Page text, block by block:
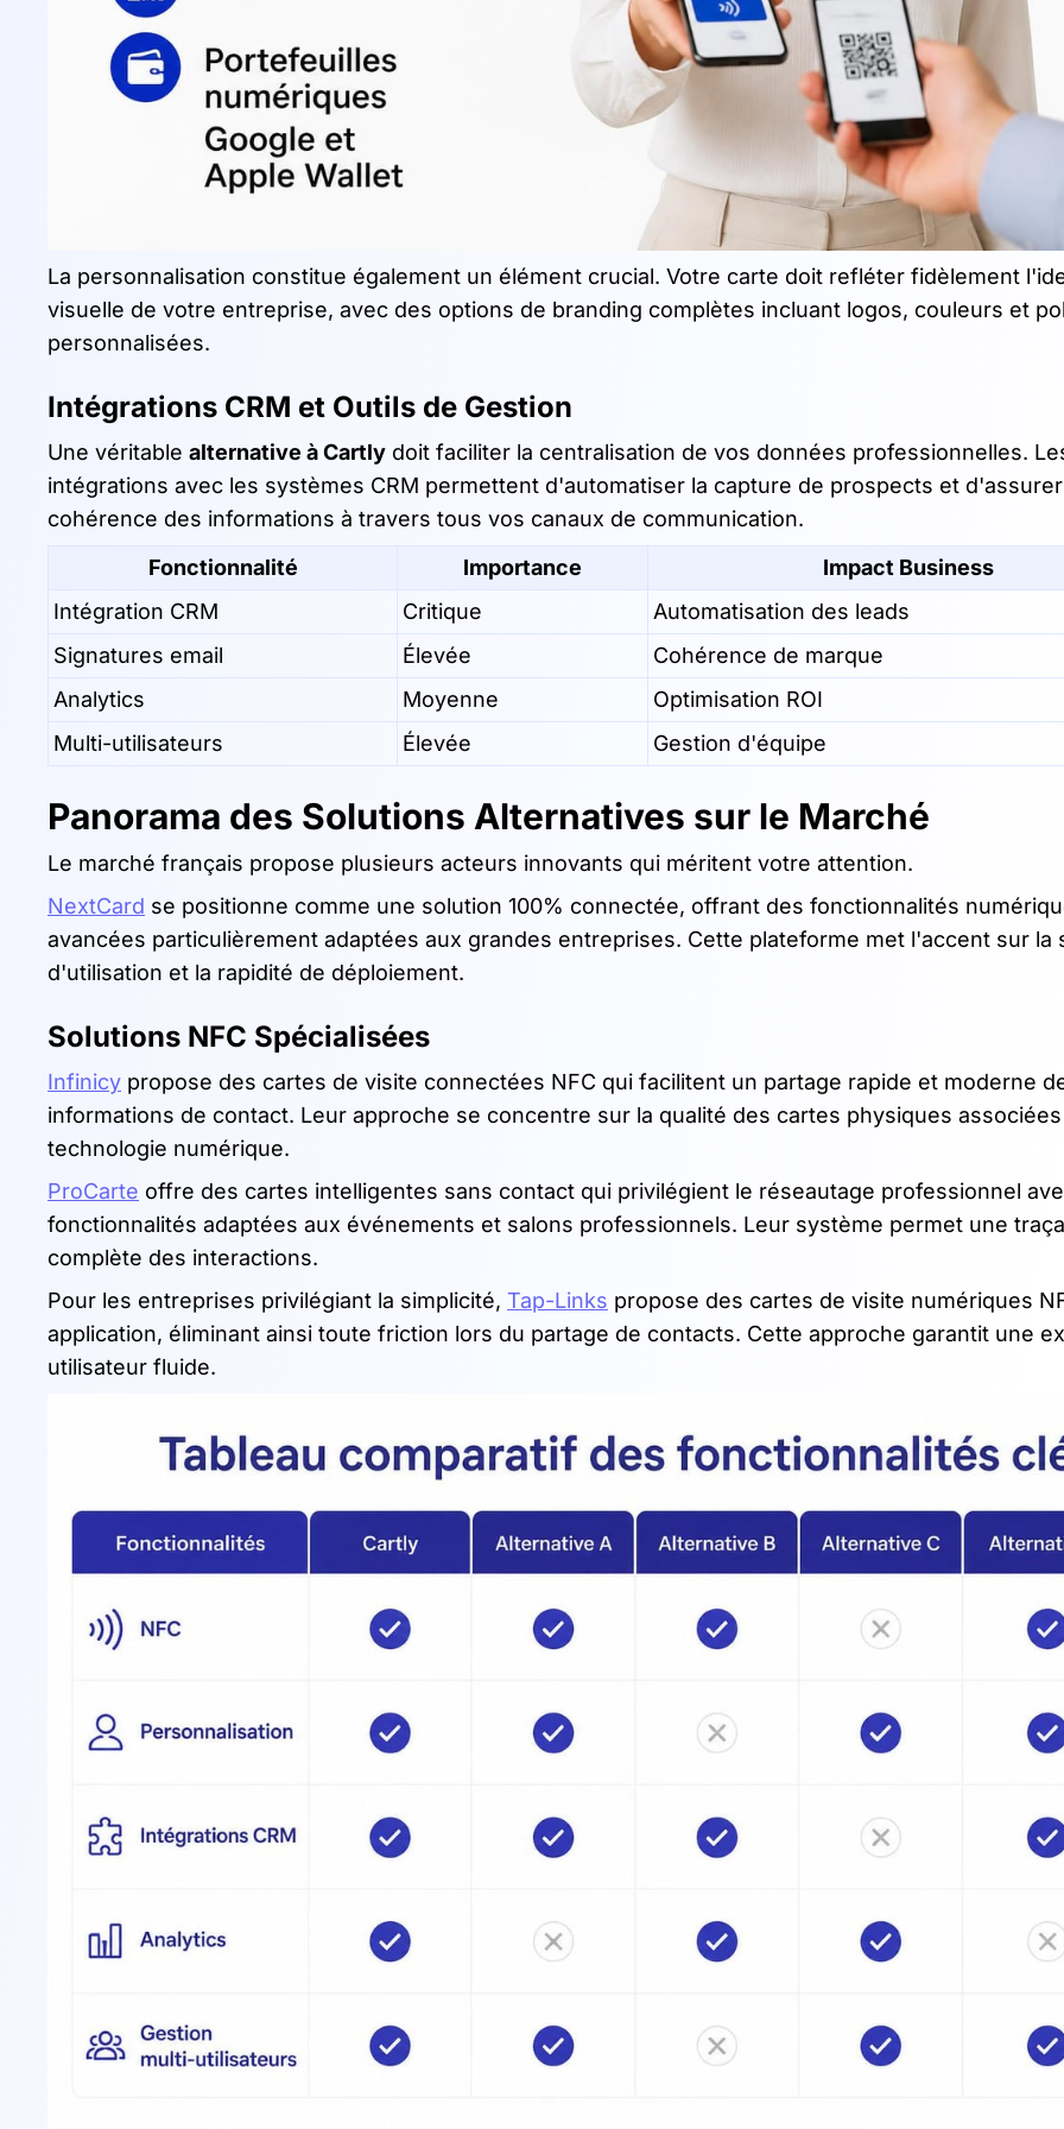
La personnalisation constitue également un élément crucial. Votre carte doit refléter fidèlement
visuelle de votre entreprise, avec des options de branding complètes incluant logos, couleurs et
personnalisées.
Intégrations CRM et Outils de Gestion
Une véritable alternative à Cartly doit faciliter la centralisation de vos données professionnelles.
intégrations avec les systèmes CRM permettent d'automatiser la capture de prospects et
cohérence des informations à travers tous vos canaux de communication.
Fonctionnalité
Importance
Impact Business
Intégration CRM
Critique
Automatisation des leads
Signatures email
Élevée
Cohérence de marque
Analytics
Moyenne
Optimisation ROI
Multi-utilisateurs
Élevée Gestion d'équipe
Panorama des Solutions Alternatives sur le Marché
Le marché français propose plusieurs acteurs innovants qui méritent votre attention.
NextCard se positionne comme une solution 100% connectée, offrant des fonctionnalités
avancées particulièrement adaptées aux grandes entreprises. Cette plateforme met l'accent sur la
d'utilisation et la rapidité de déploiement.
Solutions NFC Spécialisées
Infinicy propose des cartes de visite connectées NFC qui facilitent un partage rapide et moderne
informations de contact. Leur approche se concentre sur la qualité des cartes physiques associées
technologie numérique.
ProCarte offre des cartes intelligentes sans contact qui privilégient le réseautage professionnel
fonctionnalités adaptées aux événements et salons professionnels. Leur système permet une
complète des interactions.
Pour les entreprises privilégiant la simplicité, Tap-Links propose des cartes de visite numériques
application, éliminant ainsi toute friction lors du partage de contacts. Cette approche garantit une
utilisateur fluide.